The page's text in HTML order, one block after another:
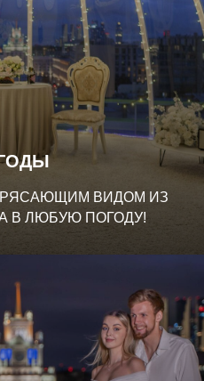
ВИДОМ ИЗ
В ЛЮБУЮ ПОГОДУ!